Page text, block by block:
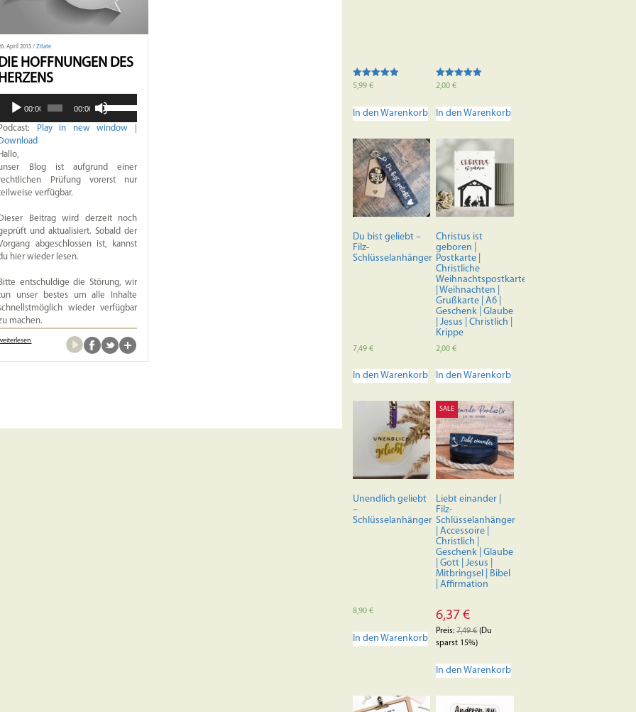
April 2013 /Zitate
HOFFNUNGEN DES
00:00 00:00
Hoch/Runter
benutzen,
Lautstärke
zu
Play in new window
Blog ist aufgrund einer
Prüfung vorerst nur
verfügbar.
Beitrag wird derzeit noch
und aktualisiert. Sobald der
abgeschlossen ist, kannst
hier wieder lesen.
entschuldige die Störung, wir
unser bestes um alle Inhalte
wieder verfügbar
machen.
Bewertet mit
5,99 €
In den Warenkorb
Bewertet mit
2,00€
In den Warenkorb
Du bist geliebt –
Filz-
Schlüsselanhänger
7,49 €
In den Warenkorb
Christus ist
geboren |
Postkarte |
Christliche
Weihnachtspostkarte
| Weihnachten |
Grußkarte | A6 |
Geschenk | Glaube
| Jesus | Christlich |
Krippe
2,00€
In den Warenkorb
Unendlich geliebt
–
Schlüsselanhänger
8,90 €
In den Warenkorb
SALE
Liebt einander |
Filz-
Schlüsselanhänger
| Accessoire |
Christlich |
Geschenk | Glaube
| Gott | Jesus |
Mitbringsel | Bibel
| Affirmation
6,37€
Preis:7,49€(Du
sparst 15%)
In den Warenkorb